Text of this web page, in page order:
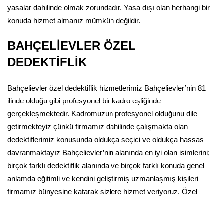
yasalar dahilinde olmak zorundadır. Yasa dışı olan herhangi bir
konuda hizmet almanız mümkün değildir.
BAHÇELİEVLER ÖZEL
DEDEKTİFLİK
Bahçelievler özel dedektiflik hizmetlerimiz Bahçelievler’nin 81
ilinde olduğu gibi profesyonel bir kadro eşliğinde
gerçekleşmektedir. Kadromuzun profesyonel olduğunu dile
getirmekteyiz çünkü firmamız dahilinde çalışmakta olan
dedektiflerimiz konusunda oldukça seçici ve oldukça hassas
davranmaktayız Bahçelievler’nin alanında en iyi olan isimlerini;
birçok farklı dedektiflik alanında ve birçok farklı konuda genel
anlamda eğitimli ve kendini geliştirmiş uzmanlaşmış kişileri
firmamız bünyesine katarak sizlere hizmet veriyoruz. Özel